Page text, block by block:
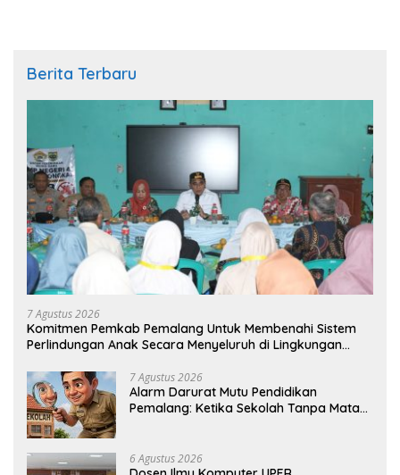
Berita Terbaru
7 Agustus 2026
Komitmen Pemkab Pemalang Untuk Membenahi Sistem
Perlindungan Anak Secara Menyeluruh di Lingkungan
7 Agustus 2026
Alarm Darurat Mutu Pendidikan
Pemalang: Ketika Sekolah Tanpa Mata
6 Agustus 2026